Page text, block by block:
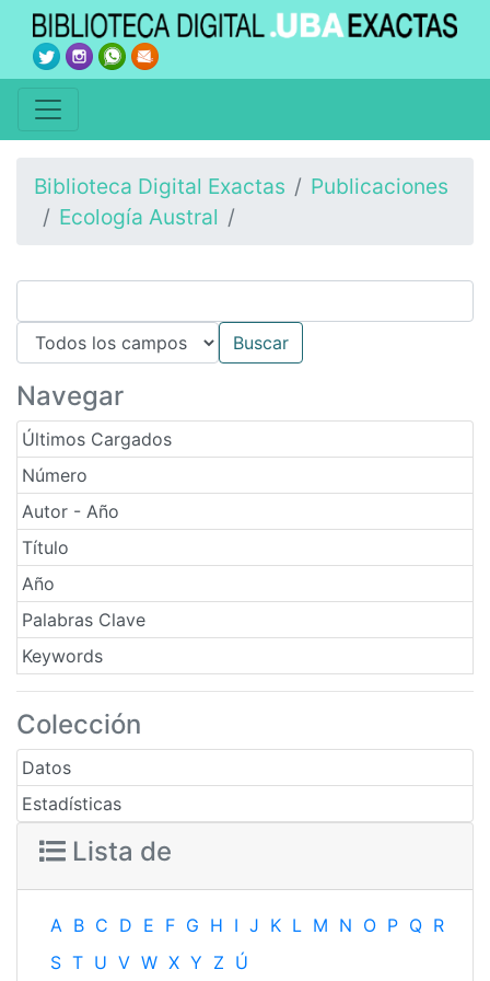
Biblioteca Digital Exactas
Publicaciones
Ecología Austral
Navegar
Últimos Cargados
Número
Autor - Año
Título
Año
Palabras Clave
Keywords
Colección
Datos
Estadísticas
Lista de
A B C D E F G H I J K L M N O P Q R
S T U V W X Y Z Ú